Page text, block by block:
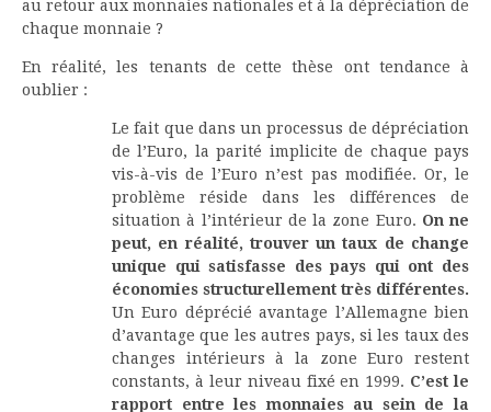
au retour aux monnaies nationales et à la dépréciation de
chaque monnaie ?
En réalité, les tenants de cette thèse ont tendance à
oublier :
Le fait que dans un processus de dépréciation
de l’Euro, la parité implicite de chaque pays
vis-à-vis de l’Euro n’est pas modifiée. Or, le
problème réside dans les différences de
situation à l’intérieur de la zone Euro. On ne
peut, en réalité, trouver un taux de change
unique qui satisfasse des pays qui ont des
économies structurellement très différentes.
Un Euro déprécié avantage l’Allemagne bien
d’avantage que les autres pays, si les taux des
changes intérieurs à la zone Euro restent
constants, à leur niveau fixé en 1999. C’est le
rapport entre les monnaies au sein de la